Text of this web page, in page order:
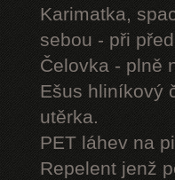
Karimatka,
sebou - při
Čelovka - plně
Ešus hliníkový
utěrka.
PET láhev na
Repelent jenž